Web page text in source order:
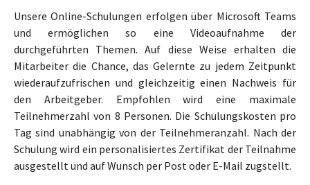
Unsere Online-Schulungen erfolgen über Microsoft Teams
und ermöglichen so eine Videoaufnahme der
durchgeführten Themen. Auf diese Weise erhalten die
Mitarbeiter die Chance, das Gelernte zu jedem Zeitpunkt
wiederaufzufrischen und gleichzeitig einen Nachweis für
den Arbeitgeber. Empfohlen wird eine maximale
Teilnehmerzahl von 8 Personen. Die Schulungskosten pro
Tag sind unabhängig von der Teilnehmeranzahl. Nach der
Schulung wird ein personalisiertes Zertifikat der Teilnahme
ausgestellt und auf Wunsch per Post oder E-Mail zugstellt.